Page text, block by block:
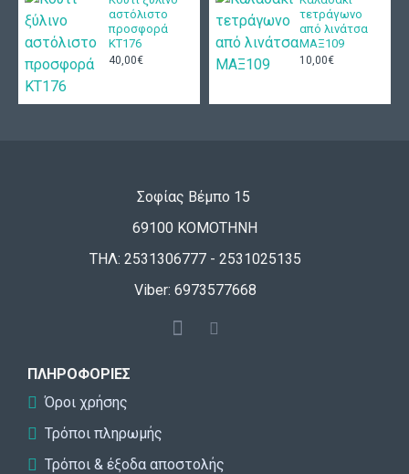
αστόλιστο
προσφορά
ΚΤ176
40,00€
τετράγωνο
από λινάτσα
ΜΑΞ109
10,00€
Σοφίας Βέμπο 15
69100 ΚΟΜΟΤΗΝΗ
ΤΗΛ: 2531306777 - 2531025135
Viber: 6973577668
ΠΛΗΡΟΦΟΡΊΕΣ
Όροι χρήσης
Τρόποι πληρωμής
Τρόποι & έξοδα αποστολής